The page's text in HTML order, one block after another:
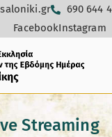
690 644
FacebookInstagram
Streaming